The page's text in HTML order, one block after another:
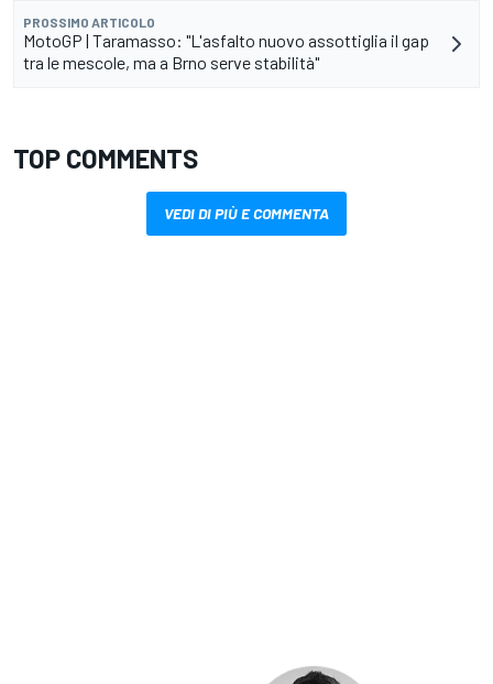
PROSSIMO ARTICOLO
MotoGP | Taramasso: "L'asfalto nuovo assottiglia il gap
tra le mescole, ma a Brno serve stabilità"
TOP COMMENTS
VEDI DI PIÙ E COMMENTA